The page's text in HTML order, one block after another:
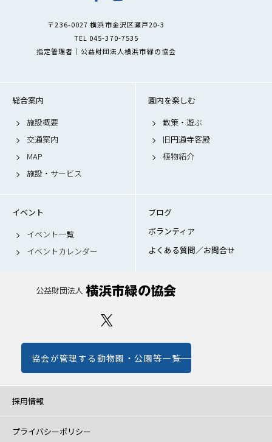
〒236-0027 横浜市金沢区瀬戸20-3
TEL 045-370-7535
指定管理者｜公益財団法人横浜市緑の協会
総合案内
施設概要
交通案内
MAP
施設・サービス
園内を楽しむ
散策・遊ぶ
旧円通寺客殿
植物紹介
イベント
イベント一覧
イベントカレンダー
ブログ
ボランティア
よくある質問／お問合せ
協会が管理する動物園・公園等一覧
採用情報
プライバシーポリシー